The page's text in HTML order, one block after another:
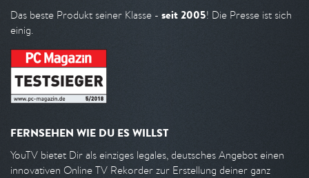
Das beste Produkt seiner Klasse - seit 2005! Die Presse ist sich
einig.
FERNSEHEN WIE DU ES WILLST
YouTV bietet Dir als einziges legales, deutsches Angebot einen
innovativen Online TV Rekorder zur Erstellung deiner ganz